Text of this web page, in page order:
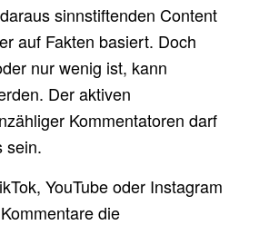
sinnstiftenden Content
auf Fakten basiert. Doch
nur wenig ist, kann
Der aktiven
Kommentatoren darf
sein.
YouTube oder Instagram
die